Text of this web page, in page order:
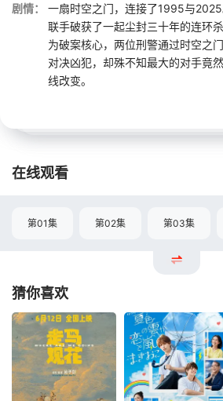
剧情：
一扇时空之门，连接了1995与
联手破获了一起尘封三十年的连环
为破案核心，两位刑警通过时空之
对决凶犯，却殊不知最大的对手竟
线改变。
在线观看
第01集 第02集 第03集
猜你喜欢